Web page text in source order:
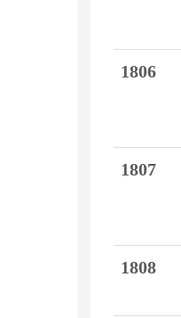
1806
1807
1808